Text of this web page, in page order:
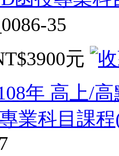
35
元
年 高上/
業科目課